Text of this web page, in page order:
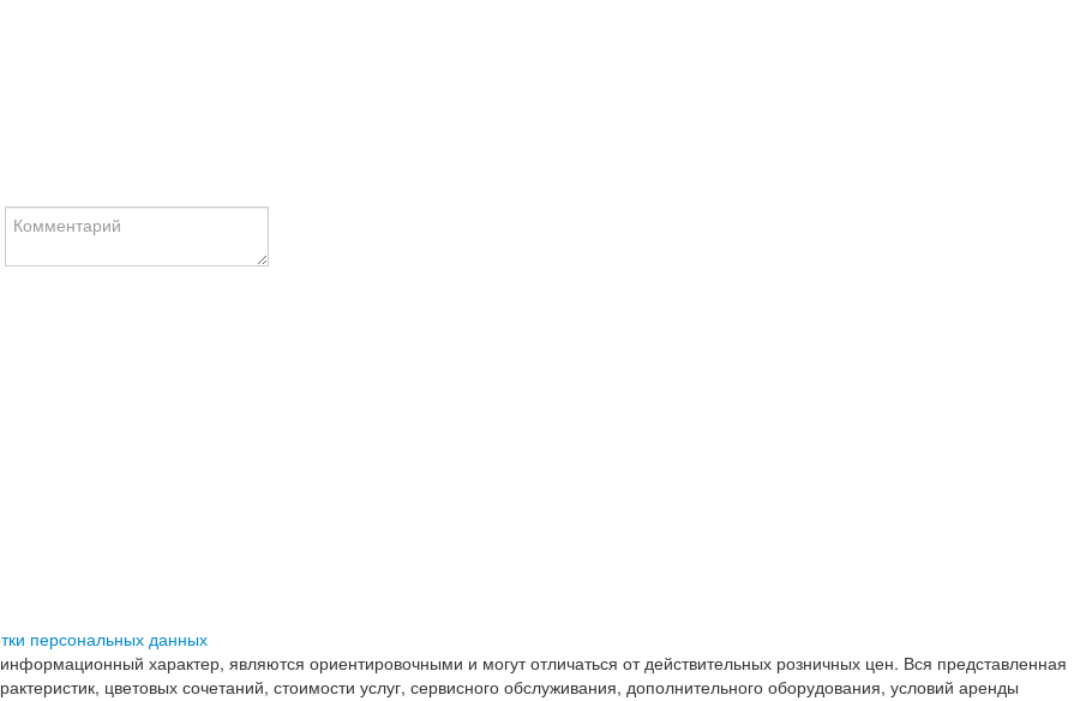
персональных данных
характер, являются ориентировочными и могут отличаться от действительных розничных цен. Вся представленная
цветовых сочетаний, стоимости услуг, сервисного обслуживания, дополнительного оборудования, условий аренды